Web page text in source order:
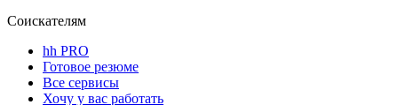
Соискателям
hh PRO
Готовое резюме
Все сервисы
Хочу у вас работать